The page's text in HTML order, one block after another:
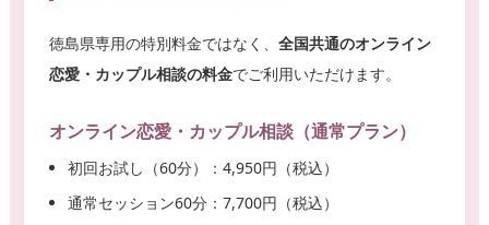
徳島県専用の特別料金ではなく、 全国共通のオンライン
恋愛・カップル相談の料金でご利用いただけます。
オンライン恋愛・カップル相談（通常プラン）
初回お試し（60分）：4,950円（税込）
通常セッション60分：7,700円（税込）